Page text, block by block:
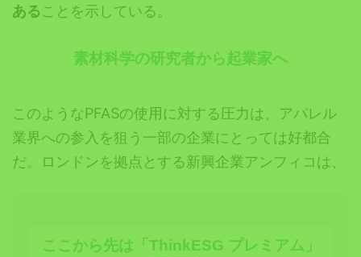
あることを示している。
素材科学の研究者から起業家へ
このようなPFASの使用に対する圧力は、アパレル
業界への参入を狙う一部の企業にとっては好都合
だ。ロンドンを拠点とする新興企業アンフィコは、
ここから先は「ThinkESG プレミアム」